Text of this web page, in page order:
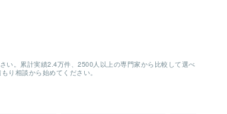
い。累計実績2.4万件、2500人以上の専門家から比較して選べ
り相談から始めてください。